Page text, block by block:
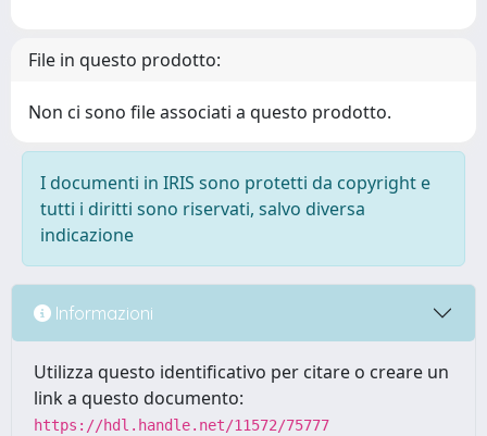
File in questo prodotto:
Non ci sono file associati a questo prodotto.
I documenti in IRIS sono protetti da copyright e
tutti i diritti sono riservati, salvo diversa
indicazione
Informazioni
Utilizza questo identificativo per citare o creare un
link a questo documento:
https://hdl.handle.net/11572/75777